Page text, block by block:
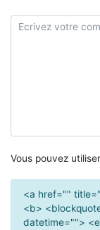
Vous pouvez
<a href=""
<b>
datetime="">